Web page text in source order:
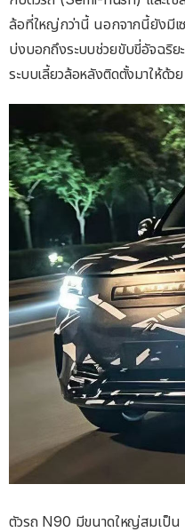
ล้อที่ใหญ่กว่านี้ นอกจากนี้ยังมีเ
บ่งบอกถึงระบบช่วยขับขี่อัจฉริย
ระบบเลี้ยวล้อหลังติดตั้งมาให้ด้วย
ตัวรถ N90 มีขนาดใหญ่สมเป็น